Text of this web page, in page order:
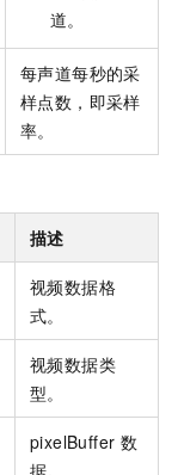
道。
每声道每秒的采
样点数，即采样
率。
描述
视频数据格
式。
视频数据类
型。
pixelBuffer 数